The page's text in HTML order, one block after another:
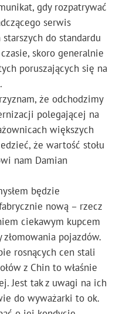
gdy rozpatrywać
serwis
do standardu
skoro generalnie
poruszających się na
że odchodzimy
polegającej na
większych
że wartość stołu
nam Damian
będzie
nową – rzecz
ciekawym kupcem
pojazdów.
rosnących cen stali
z Chin to właśnie
Jest tak z uwagi na ich
do wyważarki to ok.